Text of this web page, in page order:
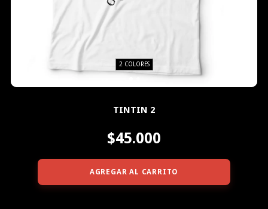
2 COLORES
TINTIN 2
$45.000
AGREGAR AL CARRITO